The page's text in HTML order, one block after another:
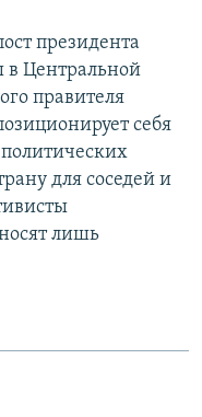
президента
в Центральной
правителя
себя
для соседей и
лишь